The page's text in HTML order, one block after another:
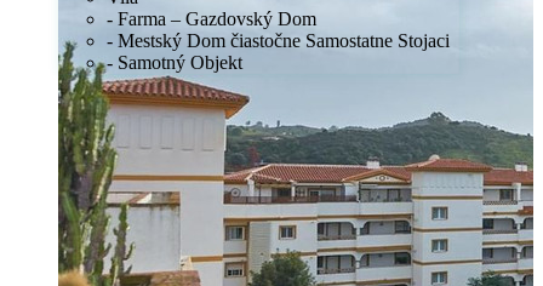
- Farma – Gazdovský Dom
- Mestský Dom čiastočne Samostatne Stojaci
- Samotný Objekt